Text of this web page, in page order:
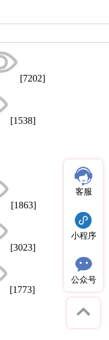
[7202]
[1538]
[1863]
[3023]
[1773]
客服
小程序
公众号